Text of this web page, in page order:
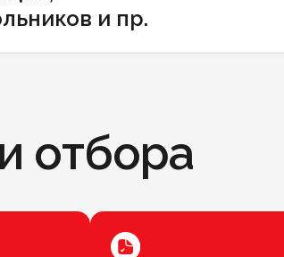
и пр.
отбора